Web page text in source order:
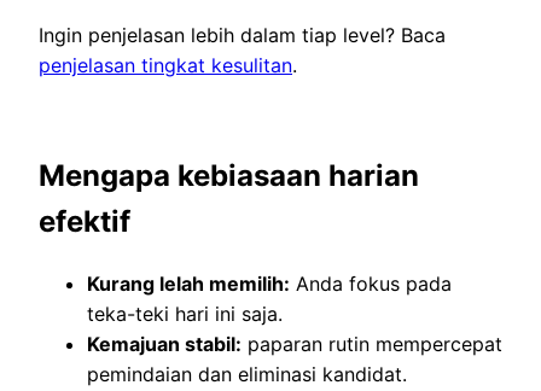
Ingin penjelasan lebih dalam tiap level? Baca
penjelasan tingkat kesulitan.
Mengapa kebiasaan harian
efektif
Kurang lelah memilih: Anda fokus pada
teka-teki hari ini saja.
Kemajuan stabil: paparan rutin mempercepat
pemindaian dan eliminasi kandidat.